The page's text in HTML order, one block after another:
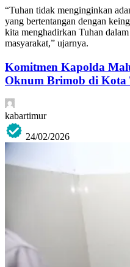
“Tuhan tidak menginginkan
yang bertentangan dengan
kita menghadirkan Tuhan
masyarakat,” ujarnya.
Komitmen Kapolda
Oknum Brimob di Kota
kabartimur
24/02/2026